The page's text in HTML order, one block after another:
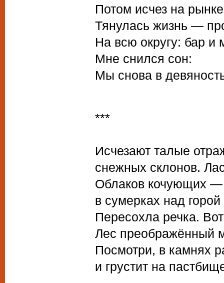
Потом исчез на
Тянулась жизнь —
На всю округу: бар и
Мне снился сон:
Мы снова в
***
Исчезают талые
снежных склонов.
Облаков кочующих
в сумерках над
Пересохла речка.
Лес преображённый
Посмотри, в камнях
и грустит на